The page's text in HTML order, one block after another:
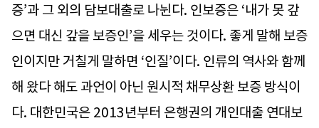
증’과 그 외의 담보대출로 나뉜다. 인보증은 ‘내가 못 갚
으면 대신 갚을 보증인’을 세우는 것이다. 좋게 말해 보증
인이지만 거칠게 말하면 ‘인질’이다. 인류의 역사와 함께
해 왔다 해도 과언이 아닌 원시적 채무상환 보증 방식이
다. 대한민국은 2013년부터 은행권의 개인대출 연대보